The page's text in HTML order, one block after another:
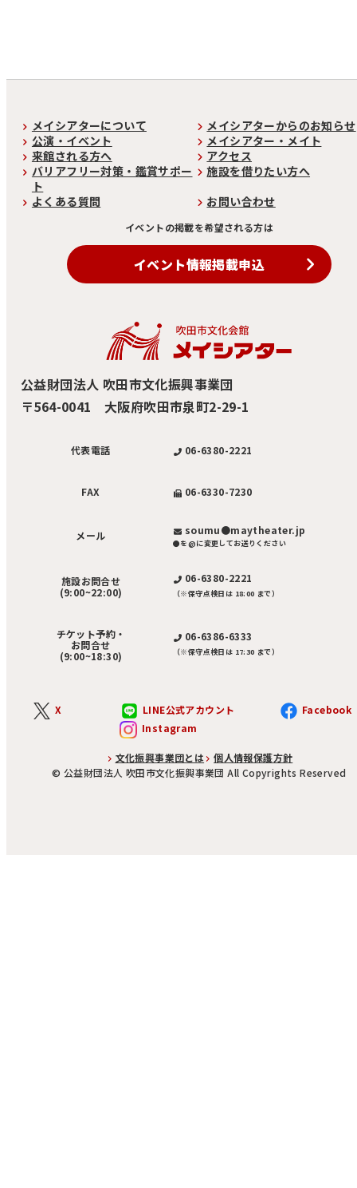
メイシアターについて
メイシアターからのお知らせ
公演・イベント
メイシアター・メイト
来館される方へ
アクセス
バリアフリー対策・鑑賞サポー
ト
施設を借りたい方へ
よくある質問
お問い合わせ
イベントの掲載を希望される方は
イベント情報掲載申込
公益財団法人 吹田市文化振興事業団
〒564-0041 大阪府吹田市泉町2-29-1
代表電話 06-6380-2221
FAX 06-6330-7230
メール soumu●maytheater.jp
●を@に変更してお送りください
施設お問合せ
(9:00~22:00)
06-6380-2221
（※保守点検日は 18:00 まで）
チケット予約・
お問合せ
(9:00~18:30)
06-6386-6333
（※保守点検日は 17:30 まで）
X LINE公式アカウント
Facebook
Instagram
©︎ 公益財団法人 吹田市文化振興事業団 All Copyrights Reserved
文化振興事業団とは 個人情報保護方針